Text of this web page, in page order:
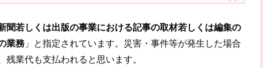
聞若しくは出版の事業における記事の取材若しくは編集の
業務」と指定されています。災害・事件等が発生した場合
業代も支払われると思います。